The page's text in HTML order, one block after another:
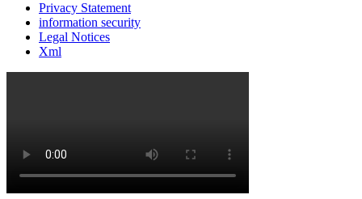
Privacy Statement
information security
Legal Notices
Xml